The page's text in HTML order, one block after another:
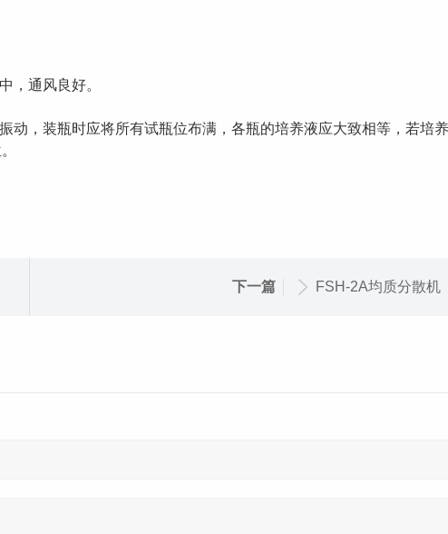
，通风良好。
动，装瓶时应将所有试瓶位布满，各瓶的培养液应大致相等，若培养
下一篇 FSH-2A均质分散机